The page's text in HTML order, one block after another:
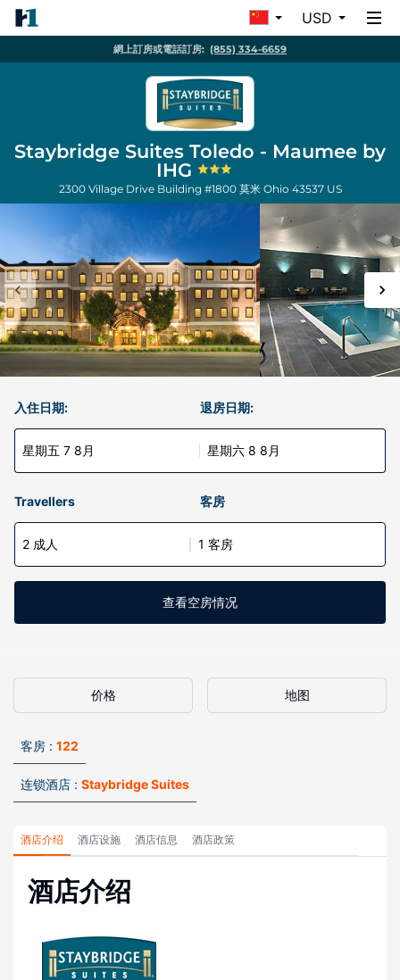
USD
網上訂房或電話訂房: (855) 334-6659
Staybridge Suites Toledo - Maumee by
IHG
2300 Village Drive Building #1800 莫米 Ohio 43537 US
入住日期:
星期五 7 8月
退房日期:
星期六 8 8月
Travellers 客房
2 成人 1 客房
查看空房情况
价格 地图
客房 : 122
连锁酒店 : Staybridge Suites
酒店介绍 酒店设施 酒店信息 酒店政策
酒店介绍